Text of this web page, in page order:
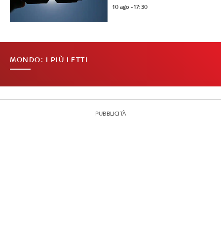
10 ago - 17:30
MONDO: I PIÙ LETTI
PUBBLICITÀ